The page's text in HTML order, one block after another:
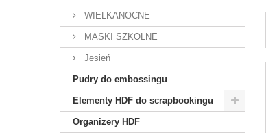
WIELKANOCNE
MASKI SZKOLNE
Jesień
Pudry do embossingu
Elementy HDF do scrapbookingu
Organizery HDF